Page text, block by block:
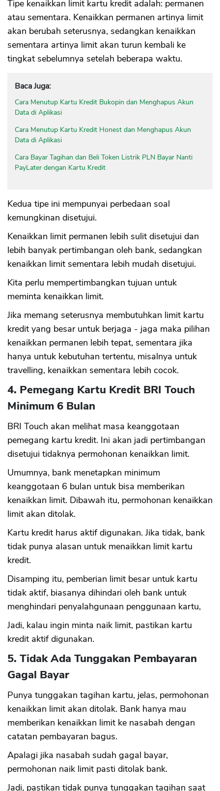
Tipe kenaikkan limit kartu kredit adalah: permanen
atau sementara. Kenaikkan permanen artinya limit
akan berubah seterusnya, sedangkan kenaikkan
sementara artinya limit akan turun kembali ke
tingkat sebelumnya setelah beberapa waktu.
Baca Juga:
Cara Menutup Kartu Kredit Bukopin dan Menghapus Akun
Data di Aplikasi
Cara Menutup Kartu Kredit Honest dan Menghapus Akun
Data di Aplikasi
Cara Bayar Tagihan dan Beli Token Listrik PLN Bayar Nanti
PayLater dengan Kartu Kredit
Kedua tipe ini mempunyai perbedaan soal
kemungkinan disetujui.
Kenaikkan limit permanen lebih sulit disetujui dan
lebih banyak pertimbangan oleh bank, sedangkan
kenaikkan limit sementara lebih mudah disetujui.
Kita perlu mempertimbangkan tujuan untuk
meminta kenaikkan limit.
Jika memang seterusnya membutuhkan limit kartu
kredit yang besar untuk berjaga - jaga maka pilihan
kenaikkan permanen lebih tepat, sementara jika
hanya untuk kebutuhan tertentu, misalnya untuk
travelling, kenaikkan sementara lebih cocok.
4. Pemegang Kartu Kredit BRI Touch
Minimum 6 Bulan
BRI Touch akan melihat masa keanggotaan
pemegang kartu kredit. Ini akan jadi pertimbangan
disetujui tidaknya permohonan kenaikkan limit.
Umumnya, bank menetapkan minimum
keanggotaan 6 bulan untuk bisa memberikan
kenaikkan limit. Dibawah itu, permohonan kenaikkan
limit akan ditolak.
Kartu kredit harus aktif digunakan. Jika tidak, bank
tidak punya alasan untuk menaikkan limit kartu
kredit.
Disamping itu, pemberian limit besar untuk kartu
tidak aktif, biasanya dihindari oleh bank untuk
menghindari penyalahgunaan penggunaan kartu,
Jadi, kalau ingin minta naik limit, pastikan kartu
kredit aktif digunakan.
5. Tidak Ada Tunggakan Pembayaran
Gagal Bayar
Punya tunggakan tagihan kartu, jelas, permohonan
kenaikkan limit akan ditolak. Bank hanya mau
memberikan kenaikkan limit ke nasabah dengan
catatan pembayaran bagus.
Apalagi jika nasabah sudah gagal bayar,
permohonan naik limit pasti ditolak bank.
Jadi, pastikan tidak punya tunggakan tagihan saat